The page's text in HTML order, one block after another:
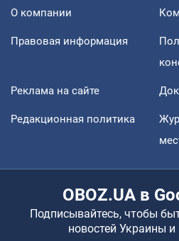
О компании
Правовая информация
Реклама на сайте
Редакционная политика
OBOZ.UA в
Подписывайтесь, чтобы
новостей Украины и